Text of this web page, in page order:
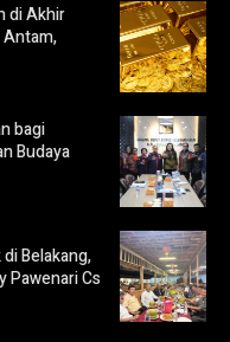
di Akhir
Antam,
bagi
Budaya
Belakang,
Pawenari Cs